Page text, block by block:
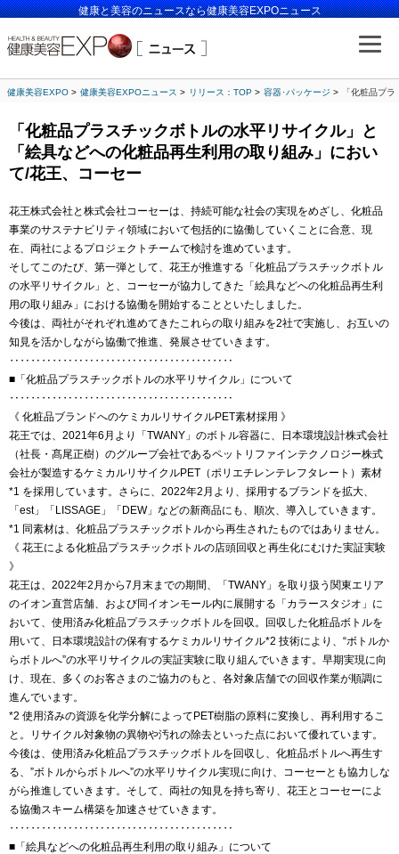
健康と美容のニュースなら健康美容EXPOニュース
健康美容EXPO 健康美容EXPOニュース リリース：TOP 容器･パッケージ 「化粧品プ
「化粧品プラスチックボトルの水平リサイクル」と
「絵具などへの化粧品再生利用の取り組み」におい
て/花王、コーセー
花王株式会社と株式会社コーセーは、持続可能な社会の実現をめざし、化粧品
事業のサステナビリティ領域において包括的に協働していくことに合意、現
在、両社によるプロジェクトチームで検討を進めています。
そしてこのたび、第一弾として、花王が推進する「化粧品プラスチックボトル
の水平リサイクル」と、コーセーが協力してきた「絵具などへの化粧品再生利
用の取り組み」における協働を開始することといたしました。
今後は、両社がそれぞれ進めてきたこれらの取り組みを2社で実施し、お互いの
知見を活かしながら協働で推進、発展させていきます。
‥‥‥‥‥‥‥‥‥‥‥‥‥‥‥‥‥‥‥‥‥
■「化粧品プラスチックボトルの水平リサイクル」について
‥‥‥‥‥‥‥‥‥‥‥‥‥‥‥‥‥‥‥‥‥
《 化粧品ブランドへのケミカルリサイクルPET素材採用 》
花王では、2021年6月より「TWANY」のボトル容器に、日本環境設計株式会社
（社長・髙尾正樹）のグループ会社であるペットリファインテクノロジー株式
会社が製造するケミカルリサイクルPET（ポリエチレンテレフタレート）素材
*1 を採用しています。さらに、2022年2月より、採用するブランドを拡大、
「est」「LISSAGE」「DEW」などの新商品にも、順次、導入していきます。
*1 同素材は、化粧品プラスチックボトルから再生されたものではありません。
《 花王による化粧品プラスチックボトルの店頭回収と再生化にむけた実証実験
》
花王は、2022年2月から7月末までの期間、「TWANY」を取り扱う関東エリア
のイオン直営店舗、および同イオンモール内に展開する「カラースタジオ」に
おいて、使用済み化粧品プラスチックボトルを回収。回収した化粧品ボトルを
用いて、日本環境設計の保有するケミカルリサイクル*2 技術により、“ボトルか
らボトルへ”の水平リサイクルの実証実験に取り組んでいきます。早期実現に向
け、現在、多くのお客さまのご協力のもと、各対象店舗での回収作業が順調に
進んでいます。
*2 使用済みの資源を化学分解によってPET樹脂の原料に変換し、再利用するこ
と。リサイクル対象物の異物や汚れの除去といった点において優れています。
今後は、使用済み化粧品プラスチックボトルを回収し、化粧品ボトルへ再生す
る、”ボトルからボトルへ”の水平リサイクル実現に向け、コーセーとも協力しな
がら推進していきます。そして、両社の知見を持ち寄り、花王とコーセーによ
る協働スキーム構築を加速させていきます。
‥‥‥‥‥‥‥‥‥‥‥‥‥‥‥‥‥‥‥‥‥
■「絵具などへの化粧品再生利用の取り組み」について